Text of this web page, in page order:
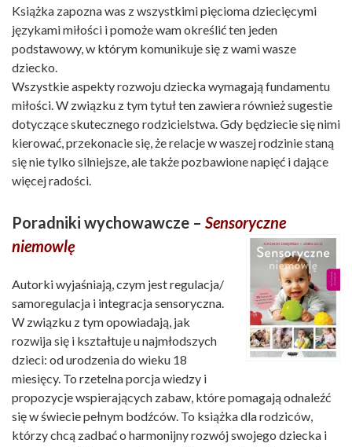
Książka zapozna was z wszystkimi pięcioma dziecięcymi
językami miłości i pomoże wam określić ten jeden
podstawowy, w którym komunikuje się z wami wasze
dziecko.
Wszystkie aspekty rozwoju dziecka wymagają fundamentu
miłości. W związku z tym tytuł ten zawiera również sugestie
dotyczące skutecznego rodzicielstwa. Gdy będziecie się nimi
kierować, przekonacie się, że relacje w waszej rodzinie staną
się nie tylko silniejsze, ale także pozbawione napięć i dające
więcej radości.
Poradniki wychowawcze – Sensoryczne
niemowlę
Autorki wyjaśniają, czym jest regulacja/
samoregulacja i integracja sensoryczna.
W związku z tym opowiadają, jak
rozwija się i kształtuje u najmłodszych
dzieci: od urodzenia do wieku 18
miesięcy. To rzetelna porcja wiedzy i
propozycje wspierających zabaw, które pomagają odnaleźć
się w świecie pełnym bodźców. To książka dla rodziców,
którzy chcą zadbać o harmonijny rozwój swojego dziecka i